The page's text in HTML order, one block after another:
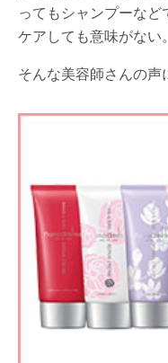
ってもシャンプーな
ケアしても意味がない。
そんな美容師さんの